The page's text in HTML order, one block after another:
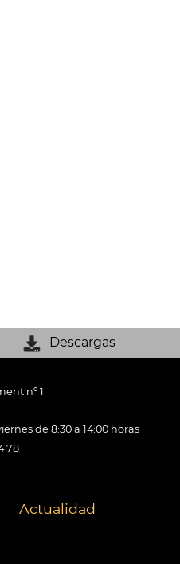
Descargas
nº 1
de 8:30 a 14:00 horas
78
Actualidad